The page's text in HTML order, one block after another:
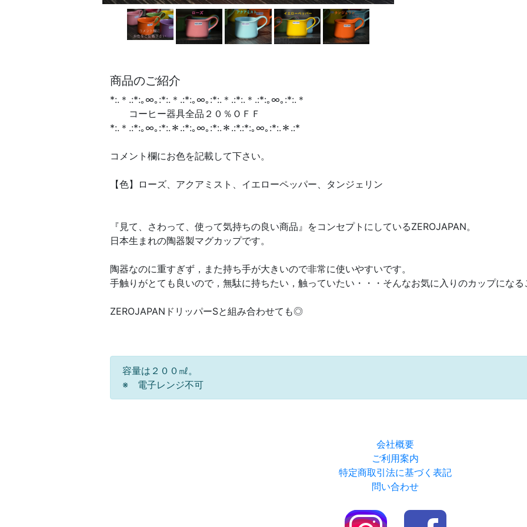
商品のご紹介
*:.＊.:*:｡∞｡:*:.＊.:*:｡∞｡:*:.＊.:*:.＊.:*:｡∞｡:*:.＊
コーヒー器具全品２０％ＯＦＦ
*:.＊.:*:｡∞｡:*:.＊.:*:｡∞｡:*:.＊.:*.:*:｡∞｡:*:.＊.:*
コメント欄にお色を記載して下さい。
【色】ローズ、アクアミスト、イエローペッパー、タンジェリン
『見て、さわって、使って気持ちの良い商品』をコンセプトにしているZEROJAPAN。
日本生まれの陶器製マグカップです。
陶器なのに重すぎず，また持ち手が大きいので非常に使いやすいです。
手触りがとても良いので，無駄に持ちたい，触っていたい・・・そんなお気に入りのカップになる
ZEROJAPANドリッパーSと組み合わせても◎
容量は２００㎖。
※ 電子レンジ不可
会社概要
ご利用案内
特定商取引法に基づく表記
問い合わせ